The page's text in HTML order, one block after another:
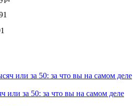
или за 50: за что вы на самом деле